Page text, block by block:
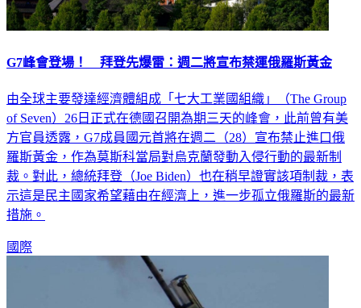
G7峰會登場！ 拜登先爆雷：週二將宣布禁運俄羅斯黃金
由全球主要發達經濟體組成「七大工業國組織」（The Group
of Seven）26日正式在德國召開為期三天的峰會，此前曾有美
方官員透露，G7成員國元首將在週二（28）宣布禁止進口俄
羅斯黃金，作為莫斯科當局對烏克蘭發動入侵行動的最新制
裁。對此，總統拜登（Joe Biden）也在稍早證實該項制裁，表
示這是民主國家希望藉由在經濟上，進一步孤立俄羅斯的最新
措施。
國際